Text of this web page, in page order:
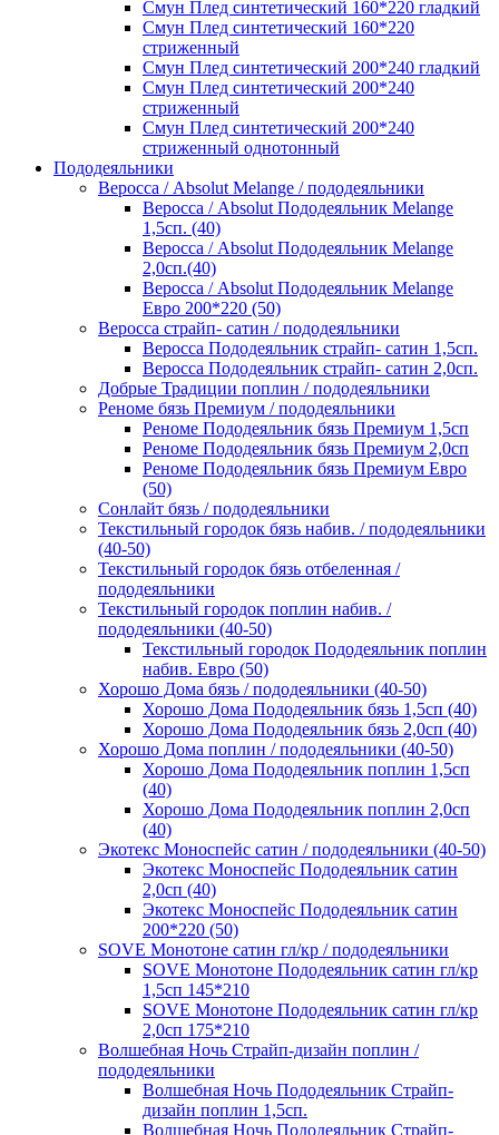
Смун Плед синтетический 160*220 гладкий
Смун Плед синтетический 160*220
стриженный
Смун Плед синтетический 200*240 гладкий
Смун Плед синтетический 200*240
стриженный
Смун Плед синтетический 200*240
стриженный однотонный
Пододеяльники
Веросса / Absolut Melange / пододеяльники
Веросса / Absolut Пододеяльник Melange
1,5сп. (40)
Веросса / Absolut Пододеяльник Melange
2,0сп.(40)
Веросса / Absolut Пододеяльник Melange
Евро 200*220 (50)
Веросса страйп- сатин / пододеяльники
Веросса Пододеяльник страйп- сатин 1,5сп.
Веросса Пододеяльник страйп- сатин 2,0сп.
Добрые Традиции поплин / пододеяльники
Реноме бязь Премиум / пододеяльники
Реноме Пододеяльник бязь Премиум 1,5сп
Реноме Пододеяльник бязь Премиум 2,0сп
Реноме Пододеяльник бязь Премиум Евро
(50)
Сонлайт бязь / пододеяльники
Текстильный городок бязь набив. / пододеяльники
(40-50)
Текстильный городок бязь отбеленная /
пододеяльники
Текстильный городок поплин набив. /
пододеяльники (40-50)
Текстильный городок Пододеяльник поплин
набив. Евро (50)
Хорошо Дома бязь / пододеяльники (40-50)
Хорошо Дома Пододеяльник бязь 1,5сп (40)
Хорошо Дома Пододеяльник бязь 2,0сп (40)
Хорошо Дома поплин / пододеяльники (40-50)
Хорошо Дома Пододеяльник поплин 1,5сп
(40)
Хорошо Дома Пододеяльник поплин 2,0сп
(40)
Экотекс Моноспейс сатин / пододеяльники (40-50)
Экотекс Моноспейс Пододеяльник сатин
2,0сп (40)
Экотекс Моноспейс Пододеяльник сатин
200*220 (50)
SOVE Монотоне сатин гл/кр / пододеяльники
SOVE Монотоне Пододеяльник сатин гл/кр
1,5сп 145*210
SOVE Монотоне Пододеяльник сатин гл/кр
2,0сп 175*210
Волшебная Ночь Страйп-дизайн поплин /
пододеяльники
Волшебная Ночь Пододеяльник Страйп-
дизайн поплин 1,5сп.
Волшебная Ночь Пододеяльник Страйп-